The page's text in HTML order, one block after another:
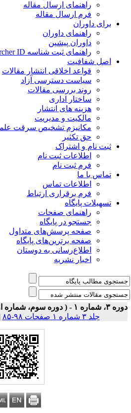
راهنمای ارسال مقاله
فرم ارسال مقاله
داوران
راهنمای داوران
داوران پیشین
راهنمای ثبت شناسه Researcher ID و ثبت داوری
شفافیت
قواعد اخلاقی انتشار مقالات
سیاست دسترسی آزاد
روند بررسی مقالات
ساختار اداری
هزینه های انتشار
مالکیت و مدیریت
ﻣﮑﺎﻧﯿﺰم ﺗﺸﺨﯿﺺ ﺳﺮﻗﺖ ﻋﻠﻤﯽ
حق تکثیر
نام و اشتراک
اطلاعات ثبت نام
فرم ثبت نام
با ما
اطلاعات تماس
فرم برقراری ارتباط
پایگاه
راهنمای صفحات
جستجو در پایگاه
صفحه پرسش‌های متداول
صفحه برترین‌های پایگاه
اطلاع‌رسانی به دوستان
اخبار نشریه
|برگشت